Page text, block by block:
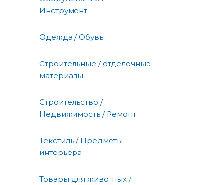
Инструмент
Одежда / Обувь
Строительные / отделочные
материалы
Строительство /
Недвижимость / Ремонт
Текстиль / Предметы
интерьера
Товары для животных /